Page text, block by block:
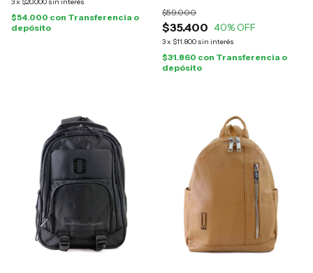
3x $20.000 sin interés
$54.000 con Transferencia o
depósito
$35.400
$59.000
40% OFF
3x $11.800 sin interés
$31.860 con Transferencia o
depósito